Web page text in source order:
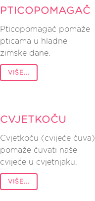
PTICOPOMAGAČ
Pticopomagač pomaže
pticama u hladne
zimske dane.
VIŠE...
CVJETKOČU
Cvjetkoču (cvijeće čuva)
pomaže čuvati naše
cvijeće u cvjetnjaku.
VIŠE...